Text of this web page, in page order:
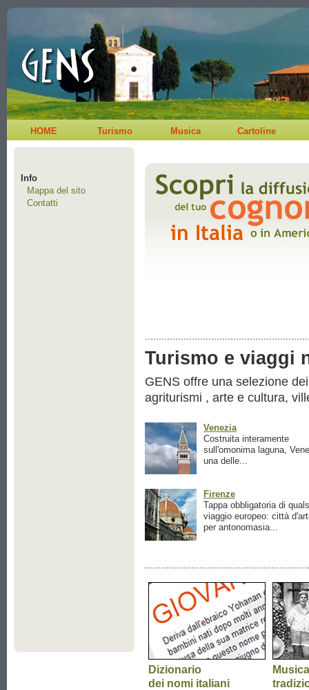
HOME Turismo Musica Cartoline
Info
Mappa del sito
Contatti
Turismo e viaggi
GENS offre una selezione
agriturismi , arte e cultura,
Venezia
Costruita interamente
sull'omonima laguna,
una delle...
Firenze
Tappa obbligatoria di
viaggio europeo: città
per antonomasia...
Dizionario
dei nomi italiani
Musica